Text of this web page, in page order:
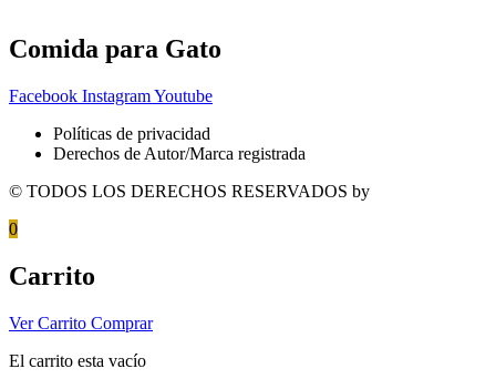
Comida para Gato
Facebook InstagramYoutube
Políticas de privacidad
Derechos de Autor/Marca registrada
© TODOS LOS DERECHOS RESERVADOS by
0
Carrito
Ver Carrito Comprar
El carrito esta vacío